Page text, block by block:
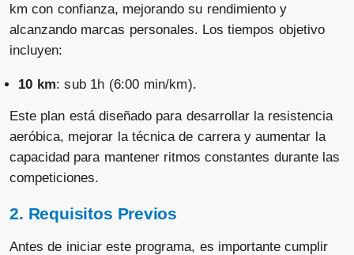
km con confianza, mejorando su rendimiento y
alcanzando marcas personales. Los tiempos objetivo
incluyen:
10 km: sub 1h (6:00 min/km).
Este plan está diseñado para desarrollar la resistencia
aeróbica, mejorar la técnica de carrera y aumentar la
capacidad para mantener ritmos constantes durante las
competiciones.
2. Requisitos Previos
Antes de iniciar este programa, es importante cumplir